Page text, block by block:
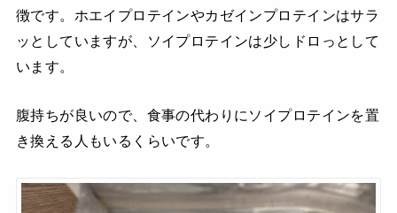
徴です。ホエイプロテインやカゼインプロテインはサラ
ッとしていますが、ソイプロテインは少しドロっとして
います。
腹持ちが良いので、食事の代わりにソイプロテインを置
き換える人もいるくらいです。